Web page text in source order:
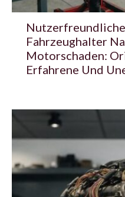
Fahrzeughalter
Motorschaden:
Erfahrene Und